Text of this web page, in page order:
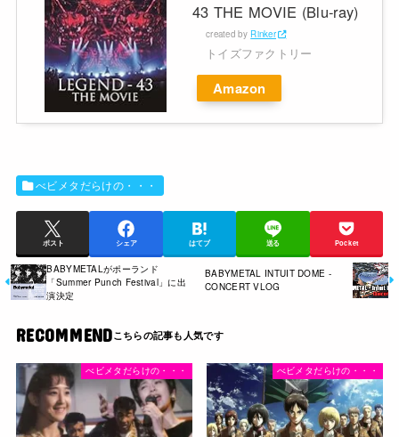
43 THE MOVIE (Blu-ray)
created by Rinker
トイズファクトリー
Amazon
べビメタだらけの・・・
ポスト シェア はてブ 送る Pocket
BABYMETALがポーランド
「Summer Punch Festival」に出
演決定
BABYMETAL INTUIT DOME -
CONCERT VLOG
RECOMMEND
べビメタだらけの・・・ べビメタだらけの・・・